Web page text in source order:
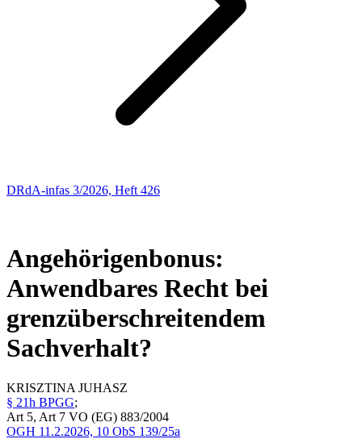
DRdA-infas 3/2026, Heft 426
Angehörigenbonus:
Anwendbares Recht bei
grenzüberschreitendem
Sachverhalt?
KRISZTINA JUHASZ
§ 21h BPGG;
Art 5, Art 7 VO (EG) 883/2004
OGH 11.2.2026, 10 ObS 139/25a